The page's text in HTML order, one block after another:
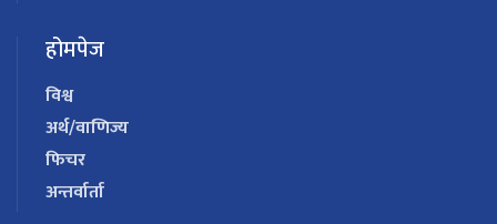
होमपेज
विश्व
अर्थ/वाणिज्य
फिचर
अन्तर्वार्ता